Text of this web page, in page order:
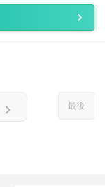
最後
chevron_right